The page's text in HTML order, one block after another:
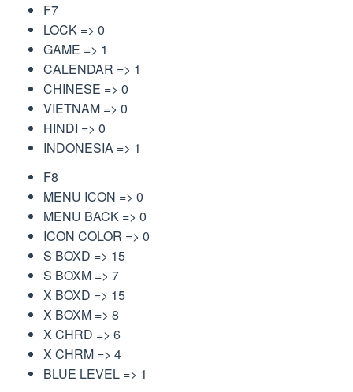
F7
LOCK => 0
GAME => 1
CALENDAR => 1
CHINESE => 0
VIETNAM => 0
HINDI => 0
INDONESIA => 1
F8
MENU ICON => 0
MENU BACK => 0
ICON COLOR => 0
S BOXD => 15
S BOXM => 7
X BOXD => 15
X BOXM => 8
X CHRD => 6
X CHRM => 4
BLUE LEVEL => 1